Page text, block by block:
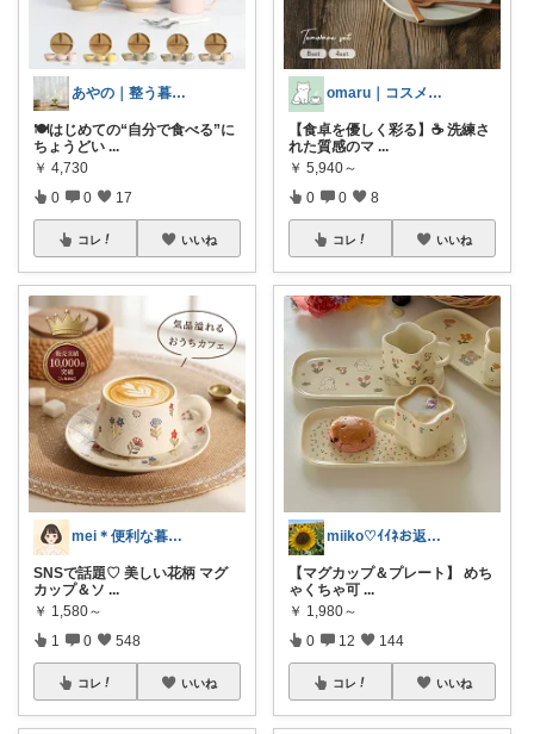
あやの｜整う暮らしROOM
🍽️はじめての“自分で食べる”に
ちょうどい ...
￥ 4,730
0 0 17
コレ いいね
mei＊便利な暮らし🌸かわいいもの
SNSで話題♡ 美しい花柄 マグ
カップ＆ソ ...
￥ 1,580～
1 0 548
コレ いいね
omaru｜コスメと大人女子の暮らし
【食卓を優しく彩る】☕ 洗練さ
れた質感のマ ...
￥ 5,940～
0 0 8
コレ いいね
miiko♡ｲｲﾈお返し遅れ気味です🙏
【マグカップ＆プレート】 めち
ゃくちゃ可 ...
￥ 1,980～
0 12 144
コレ いいね